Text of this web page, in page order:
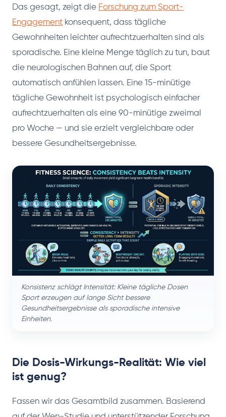
Das gesagt, zeigt die Forschung zum Sport-
Engagement konsequent, dass tägliche
Gewohnheiten leichter aufrechtzuerhalten sind als
sporadische. Eine kleine Menge täglich zu tun, baut
die neurologischen Bahnen auf, die Sport
automatisch anfühlen lassen. Eine 15-minütige
tägliche Gewohnheit ist psychologisch einfacher
aufrechtzuerhalten als eine 90-minütige zweimal
pro Woche — und sie erzielt vergleichbare oder
bessere Gesundheitsergebnisse.
Konsistenz schlägt Intensität: Kleine tägliche Dosen
Sport erzeugen auf lange Sicht bessere
Gesundheitsergebnisse als sporadische intensive
Einheiten.
Die Dosis-Wirkungs-Realität: Wie viel
ist genug?
Fassen wir das Gesamtbild zusammen. Basierend